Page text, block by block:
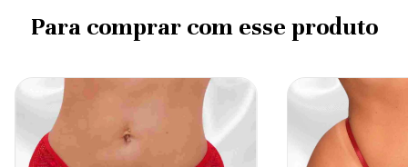
Para comprar com esse produto